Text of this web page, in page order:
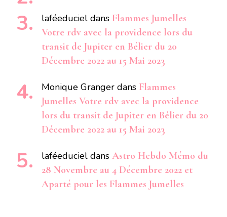
laféeduciel dans Flammes Jumelles
Votre rdv avec la providence lors du
transit de Jupiter en Bélier du 20
Décembre 2022 au 15 Mai 2023
Monique Granger dans Flammes
Jumelles Votre rdv avec la providence
lors du transit de Jupiter en Bélier du 20
Décembre 2022 au 15 Mai 2023
laféeduciel dans Astro Hebdo Mémo du
28 Novembre au 4 Décembre 2022 et
Aparté pour les Flammes Jumelles